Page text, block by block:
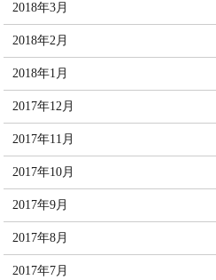
2018年3月
2018年2月
2018年1月
2017年12月
2017年11月
2017年10月
2017年9月
2017年8月
2017年7月